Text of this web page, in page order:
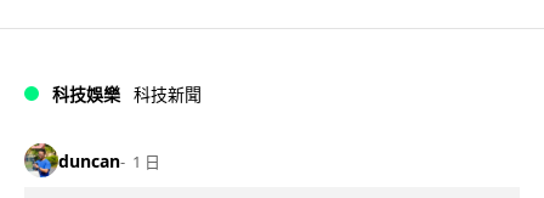
科技娛樂 科技新聞
duncan 1 日